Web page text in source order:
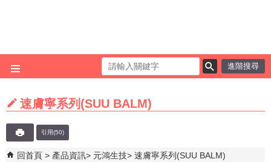
進階搜尋
速膚寧系列(SUU BALM)
引用(50)
回首頁 產品資訊 元鴻生技 速膚寧系列(SUU BALM)